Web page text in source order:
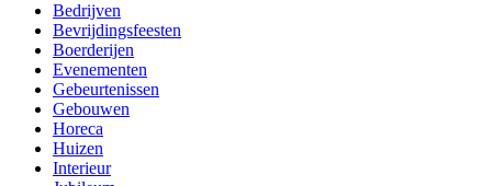
Bedrijven
Bevrijdingsfeesten
Boerderijen
Evenementen
Gebeurtenissen
Gebouwen
Horeca
Huizen
Interieur